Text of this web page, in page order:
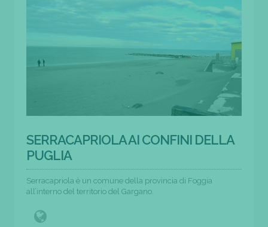
SERRACAPRIOLA AI CONFINI DELLA
PUGLIA
Serracapriola è un comune della provincia di Foggia
all’interno del territorio del Gargano.